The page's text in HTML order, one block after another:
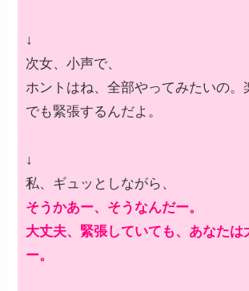
↓
次女、小声で、
ホントはね、全部やってみたいの。
でも緊張するんだよ。
↓
私、ギュッとしながら、
そうかあー、そうなんだー。
大丈夫、緊張していても、あなたは
ー。